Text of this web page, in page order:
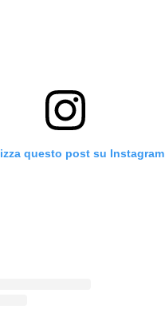
questo post su Instagram